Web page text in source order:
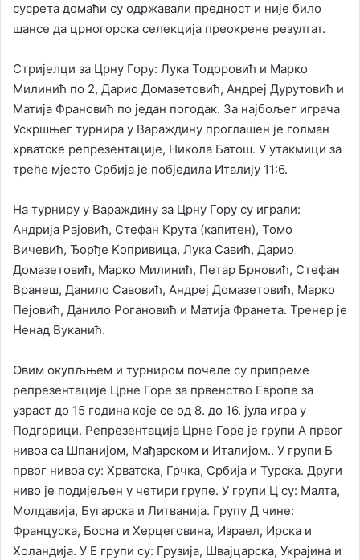
сусрета домаћи су одржавали предност и није било
шансе да црногорска селекција преокрене резултат.
Стријелци за Црну Гору: Лука Тодоровић и Марко
Милинић по 2, Дарио Домазетовић, Андреј Дурутовић и
Матија Франовић по један погодак. За најбољег играча
Ускршњег турнира у Вараждину проглашен је голман
хрватске репрезентације, Никола Батош. У утакмици за
треће мјесто Србија је побједила Италију 11:6.
На турниру у Вараждину за Црну Гору су играли:
Андрија Рајовић, Стефан Kрута (капитен), Томо
Вичевић, Ђорђе Kопривица, Лука Савић, Дарио
Домазетовић, Марко Милинић, Петар Брновић, Стефан
Вранеш, Данило Савовић, Андреј Домазетовић, Марко
Пејовић, Данило Рогановић и Матија Франета. Тренер је
Ненад Вуканић.
Овим окупљњем и турниром почеле су припреме
репрезентације Црне Горе за првенство Европе за
узраст до 15 година које се од 8. до 16. јула игра у
Подгорици. Репрезентација Црне Горе је групи А првог
нивоа са Шпанијом, Мађарском и Италијом.. У групи Б
првог нивоа су: Хрватска, Грчка, Србија и Турска. Други
ниво је подијељен у четири групе. У групи Ц су: Малта,
Молдавија, Бугарска и Литванија. Групу Д чине:
Француска, Босна и Херцеговина, Израел, Ирска и
Холандија. У Е групи су: Грузија, Швајцарска, Украјина и